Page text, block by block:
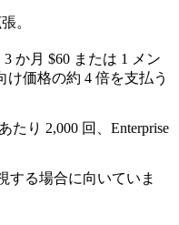
。
か月 $60 または 1 メン
け価格の約 4 倍を支払う
たり 2,000 回、Enterprise
する場合に向いていま